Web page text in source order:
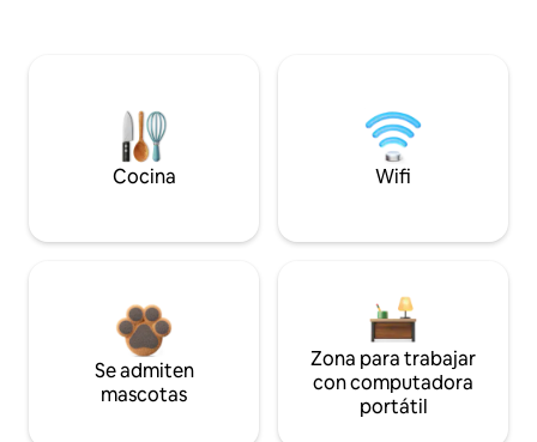
Cocina Wifi
Se admiten
mascotas
Zona para trabajar
con computadora
portátil